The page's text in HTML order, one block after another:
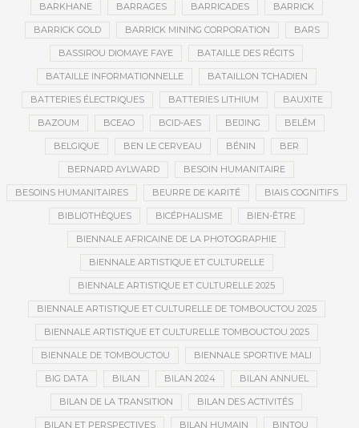
BARKHANE BARRAGES BARRICADES BARRICK
BARRICK GOLD BARRICK MINING CORPORATION BARS
BASSIROU DIOMAYE FAYE BATAILLE DES RÉCITS
BATAILLE INFORMATIONNELLE BATAILLON TCHADIEN
BATTERIES ÉLECTRIQUES BATTERIES LITHIUM BAUXITE
BAZOUM BCEAO BCID-AES BEIJING BELÉM
BELGIQUE BEN LE CERVEAU BÉNIN BER
BERNARD AYLWARD BESOIN HUMANITAIRE
BESOINS HUMANITAIRES BEURRE DE KARITÉ BIAIS COGNITIFS
BIBLIOTHÈQUES BICÉPHALISME BIEN-ÊTRE
BIENNALE AFRICAINE DE LA PHOTOGRAPHIE
BIENNALE ARTISTIQUE ET CULTURELLE
BIENNALE ARTISTIQUE ET CULTURELLE 2025
BIENNALE ARTISTIQUE ET CULTURELLE DE TOMBOUCTOU 2025
BIENNALE ARTISTIQUE ET CULTURELLE TOMBOUCTOU 2025
BIENNALE DE TOMBOUCTOU BIENNALE SPORTIVE MALI
BIG DATA BILAN BILAN 2024 BILAN ANNUEL
BILAN DE LA TRANSITION BILAN DES ACTIVITÉS
BILAN ET PERSPECTIVES BILAN HUMAIN BINTOU